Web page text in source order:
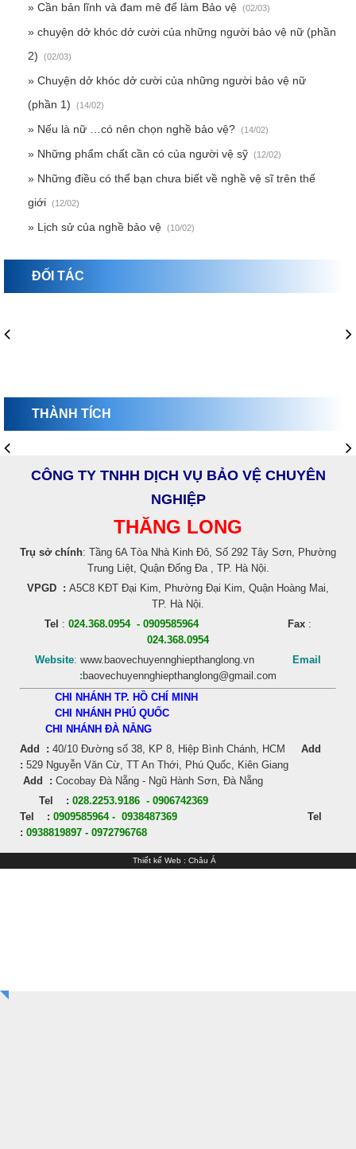
» Cần bản lĩnh và đam mê để làm Bảo vệ (02/03)
» chuyện dở khóc dở cười của những người bảo vệ nữ (phần
2)
(02/03)
» Chuyện dở khóc dở cười của những người bảo vệ nữ
(phần 1)
(14/02)
» Nếu là nữ …có nên chọn nghề bảo vệ? (14/02)
» Những phẩm chất cần có của người vệ sỹ (12/02)
» Những điều có thể bạn chưa biết về nghề vệ sĩ trên thế
giới (12/02)
» Lịch sử của nghề bảo vệ (10/02)
ĐỐI TÁC
THÀNH TÍCH
CÔNG TY TNHH DỊCH VỤ BẢO VỆ CHUYÊN
NGHIỆP
THĂNG LONG
Trụ sở chính: Tầng 6A Tòa Nhà Kinh Đô, Số 292 Tây Sơn, Phường
Trung Liệt, Quận Đống Đa , TP. Hà Nội.
VPGD : A5C8 KĐT Đại Kim, Phường Đại Kim, Quận Hoàng Mai,
TP. Hà Nội.
Tel : 024.368.0954 - 0909585964 Fax :
024.368.0954
Website: www.baovechuyennghiepthanglong.vn
Email
: baovechuyennghiepthanglong@gmail.com
CHI NHÁNH TP. HỒ CHÍ MINH
CHI NHÁNH PHÚ QUỐC
CHI NHÁNH ĐÀ NẴNG
Add : 40/10 Đường số 38, KP 8, Hiệp Bình Chánh, HCM Add
: 529 Nguyễn Văn Cừ, TT An Thới, Phú Quốc, Kiên Giang
Add : Cocobay Đà Nẵng - Ngũ Hành Sơn, Đà Nẵng
Tel : 028.2253.9186 - 0906742369
Tel : 0909585964 - 0938487369
Tel
: 0938819897 - 0972796768
Thiết kế Web: Châu Á